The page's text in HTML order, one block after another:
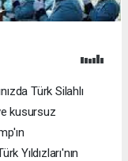
Türk Silahlı
kusursuz
Yıldızları'nın